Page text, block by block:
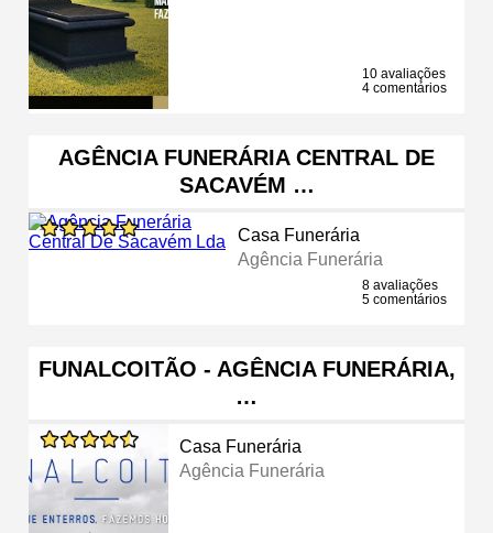
10 avaliações
4 comentários
AGÊNCIA FUNERÁRIA CENTRAL DE
SACAVÉM …
Casa Funerária
Agência Funerária
8 avaliações
5 comentários
FUNALCOITÃO - AGÊNCIA FUNERÁRIA,
…
Casa Funerária
Agência Funerária